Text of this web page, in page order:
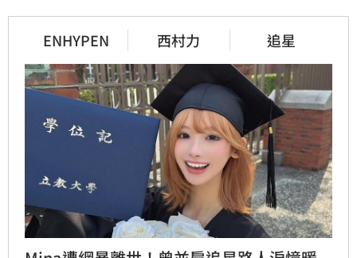
ENHYPEN 西村力 追星